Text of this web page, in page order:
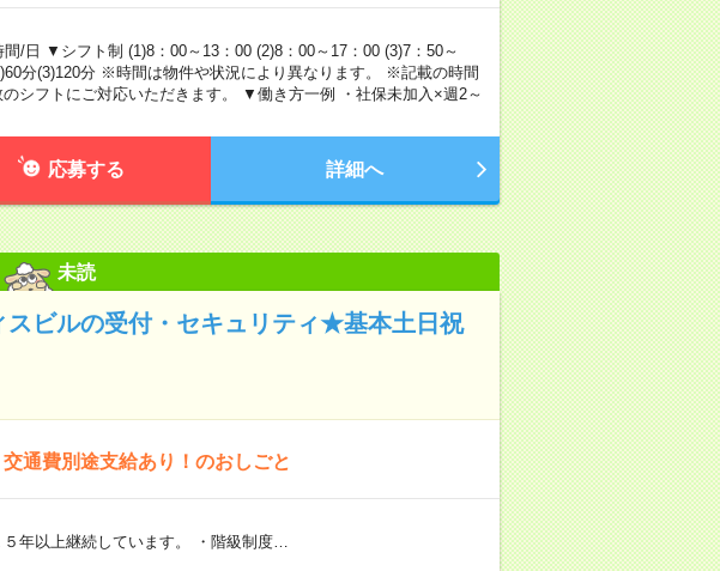
/日 ▼シフト制 (1)8：00～13：00 (2)8：00～17：00 (3)7：50～
分(3)120分 ※時間は物件や状況により異なります。 ※記載の時間
シフトにご対応いただきます。 ▼働き方一例 ・社保未加入×週2～
応募する 詳細へ
未読
スビルの受付・セキュリティ★基本土日祝
通費別途支給あり！のおしごと
年以上継続しています。 ・階級制度…